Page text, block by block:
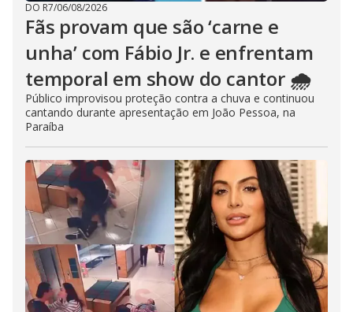
DO R7/06/08/2026
Fãs provam que são ‘carne e
unha’ com Fábio Jr. e enfrentam
temporal em show do cantor 🌧️
Público improvisou proteção contra a chuva e continuou
cantando durante apresentação em João Pessoa, na
Paraíba